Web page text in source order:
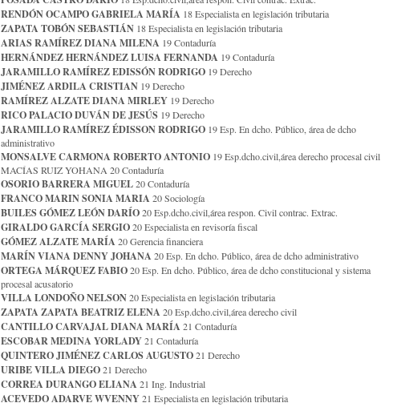
RENDÓN OCAMPO GABRIELA MARÍA 18 Especialista en legislación tributaria
ZAPATA TOBÓN SEBASTIÁN 18 Especialista en legislación tributaria
ARIAS RAMÍREZ DIANA MILENA 19 Contaduría
HERNÁNDEZ HERNÁNDEZ LUISA FERNANDA 19 Contaduría
JARAMILLO RAMÍREZ EDISSÓN RODRIGO 19 Derecho
JIMÉNEZ ARDILA CRISTIAN 19 Derecho
RAMÍREZ ALZATE DIANA MIRLEY 19 Derecho
RICO PALACIO DUVÁN DE JESÚS 19 Derecho
JARAMILLO RAMÍREZ ÉDISSON RODRIGO 19 Esp. En dcho. Público, área de dcho
administrativo
MONSALVE CARMONA ROBERTO ANTONIO 19 Esp.dcho.civil,área derecho procesal civil
MACÍAS RUIZ YOHANA 20 Contaduría
OSORIO BARRERA MIGUEL20 Contaduría
FRANCO MARIN SONIA MARIA20 Sociología
BUILES GÓMEZ LEÓN DARÍO20 Esp.dcho.civil,área respon. Civil contrac. Extrac.
GIRALDO GARCÍA SERGIO20 Especialista en revisoría fiscal
GÓMEZ ALZATE MARÍA20 Gerencia financiera
MARÍN VIANA DENNY JOHANA20 Esp. En dcho. Público, área de dcho administrativo
ORTEGA MÁRQUEZ FABIO20 Esp. En dcho. Público, área de dcho constitucional y sistema
procesal acusatorio
VILLA LONDOÑO NELSON20 Especialista en legislación tributaria
ZAPATA ZAPATA BEATRIZ ELENA20 Esp.dcho.civil,área derecho civil
CANTILLO CARVAJAL DIANA MARÍA21 Contaduría
ESCOBAR MEDINA YORLADY21 Contaduría
QUINTERO JIMÉNEZ CARLOS AUGUSTO21 Derecho
URIBE VILLA DIEGO21 Derecho
CORREA DURANGO ELIANA21 Ing. Industrial
ACEVEDO ADARVE WVENNY21 Especialista en legislación tributaria